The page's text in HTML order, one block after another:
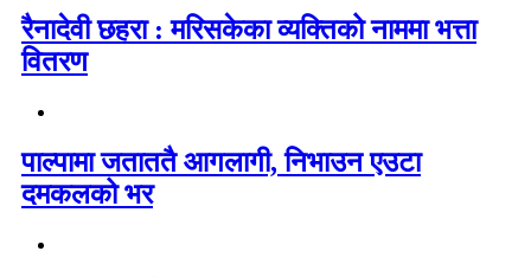
रैनादेवी छहरा : मरिसकेका व्यक्तिको नाममा भत्ता
वितरण
पाल्पामा जताततै आगलागी, निभाउन एउटा
दमकलको भर